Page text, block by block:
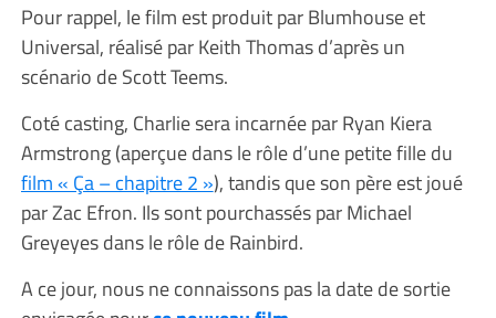
Pour rappel, le film est produit par Blumhouse et
Universal, réalisé par Keith Thomas d’après un
scénario de Scott Teems.
Coté casting, Charlie sera incarnée par Ryan Kiera
Armstrong (aperçue dans le rôle d’une petite fille du
film « Ça – chapitre 2 »), tandis que son père est joué
par Zac Efron. Ils sont pourchassés par Michael
Greyeyes dans le rôle de Rainbird.
A ce jour, nous ne connaissons pas la date de sortie